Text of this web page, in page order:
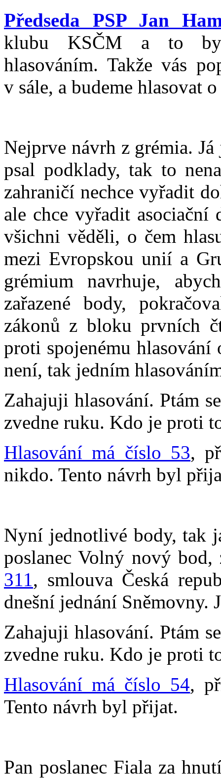
Předseda PSP Jan
klubu KSČM a to
hlasováním. Takže vás
v sále, a budeme hlasovat
Nejprve návrh z grémia.
psal podklady, tak to
zahraničí nechce vyřadit
ale chce vyřadit asociační
všichni věděli, o čem
mezi Evropskou unií a
grémium navrhuje,
zařazené body,
zákonů z bloku prvních
proti spojenému hlasování
není, tak jedním
Zahajuji hlasování. Ptám
zvedne ruku. Kdo je proti
Hlasování má číslo 53,
nikdo. Tento návrh byl
Nyní jednotlivé body, tak
poslanec Volný nový
311, smlouva Česká
dnešní jednání Sněmovny.
Zahajuji hlasování. Ptám
zvedne ruku. Kdo je proti
Hlasování má číslo 54,
Tento návrh byl přijat.
Pan poslanec Fiala za